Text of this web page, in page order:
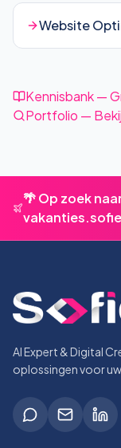
Website
Kennisbank —
Portfolio —
🌴 Op zoek
AI Expert & Digital
oplossingen voor